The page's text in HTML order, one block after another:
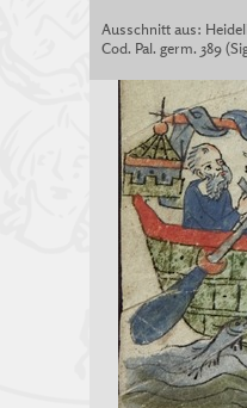
Ausschnitt aus:
Cod. Pal. germ. 389